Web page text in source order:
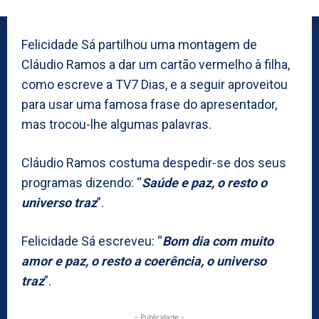
Felicidade Sá partilhou uma montagem de
Cláudio Ramos a dar um cartão vermelho à filha,
como escreve a TV7 Dias, e a seguir aproveitou
para usar uma famosa frase do apresentador,
mas trocou-lhe algumas palavras.
Cláudio Ramos costuma despedir-se dos seus
programas dizendo: “Saúde e paz, o resto o
universo traz”.
Felicidade Sá escreveu: “Bom dia com muito
amor e paz, o resto a coerência, o universo
traz”.
- Publicidade -